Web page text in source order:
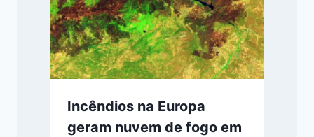
Incêndios na Europa
geram nuvem de fogo em